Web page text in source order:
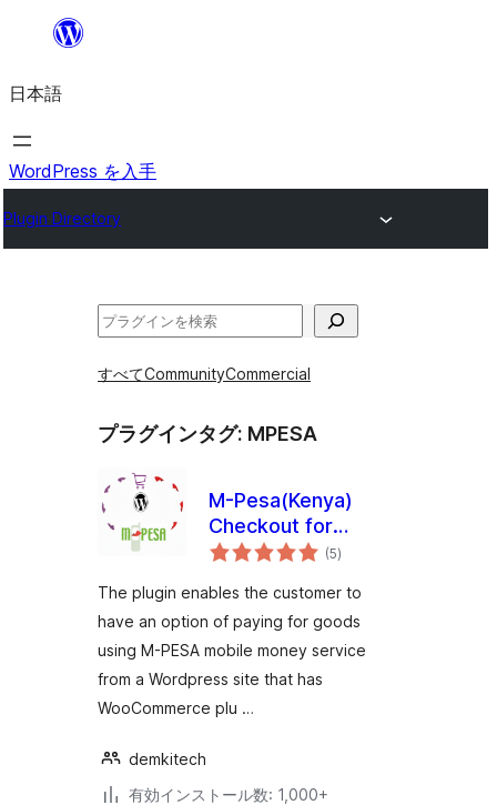
を
ス
キ
プ
日本語
WordPress を入手
Plugin Directory
検
すべてCommunityCommercial
プラグインタグ: MPESA
M-Pesa(Kenya)
Checkout for
Woocommerce
(5個
の
価
)
The plugin enables the customer to
have an option of paying for goods
using M-PESA mobile money service
from a Wordpress site that has
WooCommerce plu …
demkitech
有効インストール数: 1,000+